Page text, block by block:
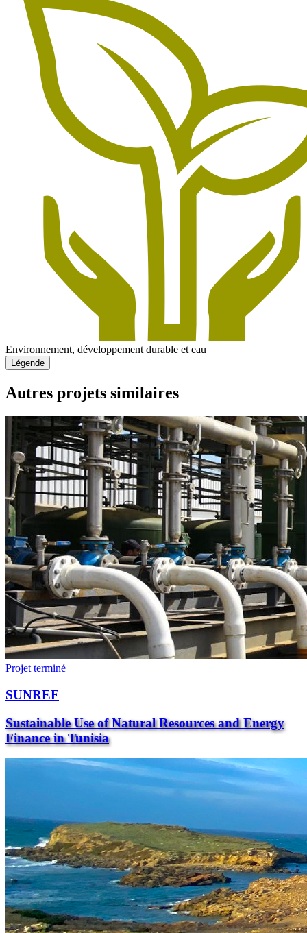
Environnement, développement durable et eau
Légende
Autres projets similaires
Projet terminé
SUNREF
Sustainable Use of Natural Resources and Energy
Finance in Tunisia